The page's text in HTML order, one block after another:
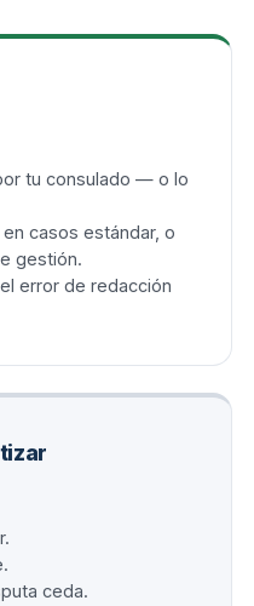
tu consulado — o lo
casos estándar, o
gestión.
error de redacción
ceda.